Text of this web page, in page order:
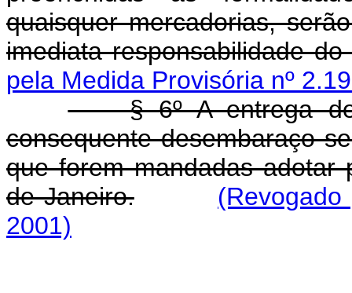
quaisquer mercadorias,
imediata responsabilidade
pela Medida Provisória nº
§ 6º A entrega de
consequente desembaraço
que forem mandadas adotar
de Janeiro.
2001)